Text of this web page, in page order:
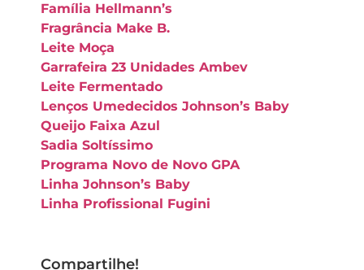
Família Hellmann’s
Fragrância Make B.
Leite Moça
Garrafeira 23 Unidades Ambev
Leite Fermentado
Lenços Umedecidos Johnson’s Baby
Queijo Faixa Azul
Sadia Soltíssimo
Programa Novo de Novo GPA
Linha Johnson’s Baby
Linha Profissional Fugini
Compartilhe!